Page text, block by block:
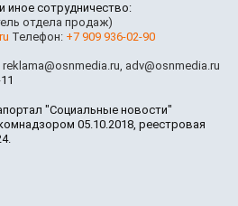
иное сотрудничество:
отдела продаж)
Телефон: +7 909 936-02-90
reklama@osnmedia.ru, adv@osnmedia.ru
"Социальные новости"
05.10.2018, реестровая